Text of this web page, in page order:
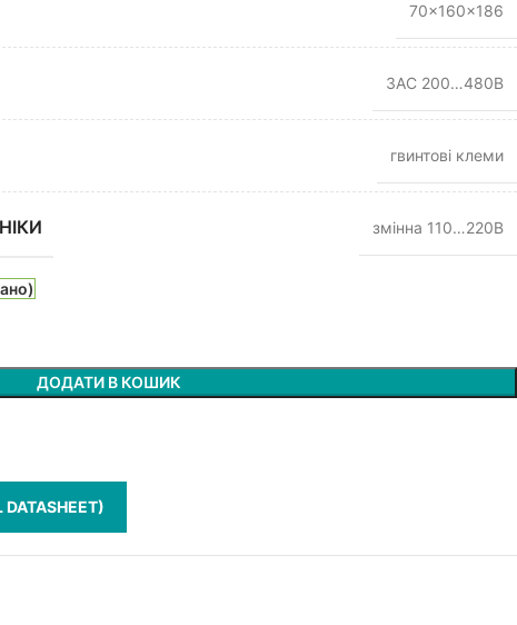
70x160x186
3АС 200…480В
гвинтові клеми
змінна 110…220В
ДОДАТИ В КОШИК